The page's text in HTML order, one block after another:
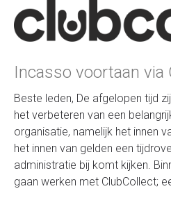
Incasso voortaan via
Beste leden, De afgelopen tijd
het verbeteren van een
organisatie, namelijk het innen
het innen van gelden een
administratie bij komt kijken.
gaan werken met ClubCollect;